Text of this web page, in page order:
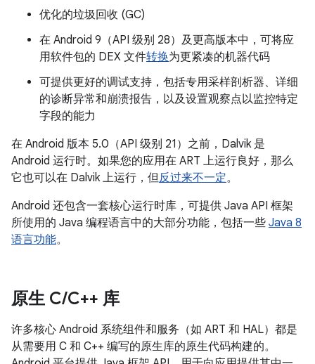
优化的垃圾回收 (GC)
在 Android 9（API 级别 28）及更高版本中，可将应
用软件包的 DEX 文件转换为更紧凑的机器代码
可提供更好的调试支持，包括专用采样剖析器、详细
的诊断异常和崩溃报告，以及设置观察点以监控特定
字段的能力
在 Android 版本 5.0（API 级别 21）之前，Dalvik 是
Android 运行时。如果您的应用在 ART 上运行良好，那么
它也可以在 Dalvik 上运行，但反过来不一定。
Android 还包含一套核心运行时库，可提供 Java API 框架
所使用的 Java 编程语言中的大部分功能，包括一些 Java 8
语言功能。
原生 C/C++ 库
许多核心 Android 系统组件和服务（如 ART 和 HAL）都是
从需要用 C 和 C++ 编写的原生库的原生代码构建的。